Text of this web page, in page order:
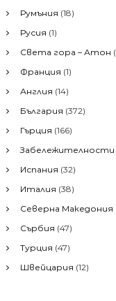
ц
и
я
а
Румъния (18)
Русия (1)
Света гора – Атон
Франция (1)
Англия (14)
България (372)
Гърция (166)
Забележителности
Испания (32)
Италия (38)
Северна Македония
Сърбия (47)
Турция (47)
Швейцария (12)